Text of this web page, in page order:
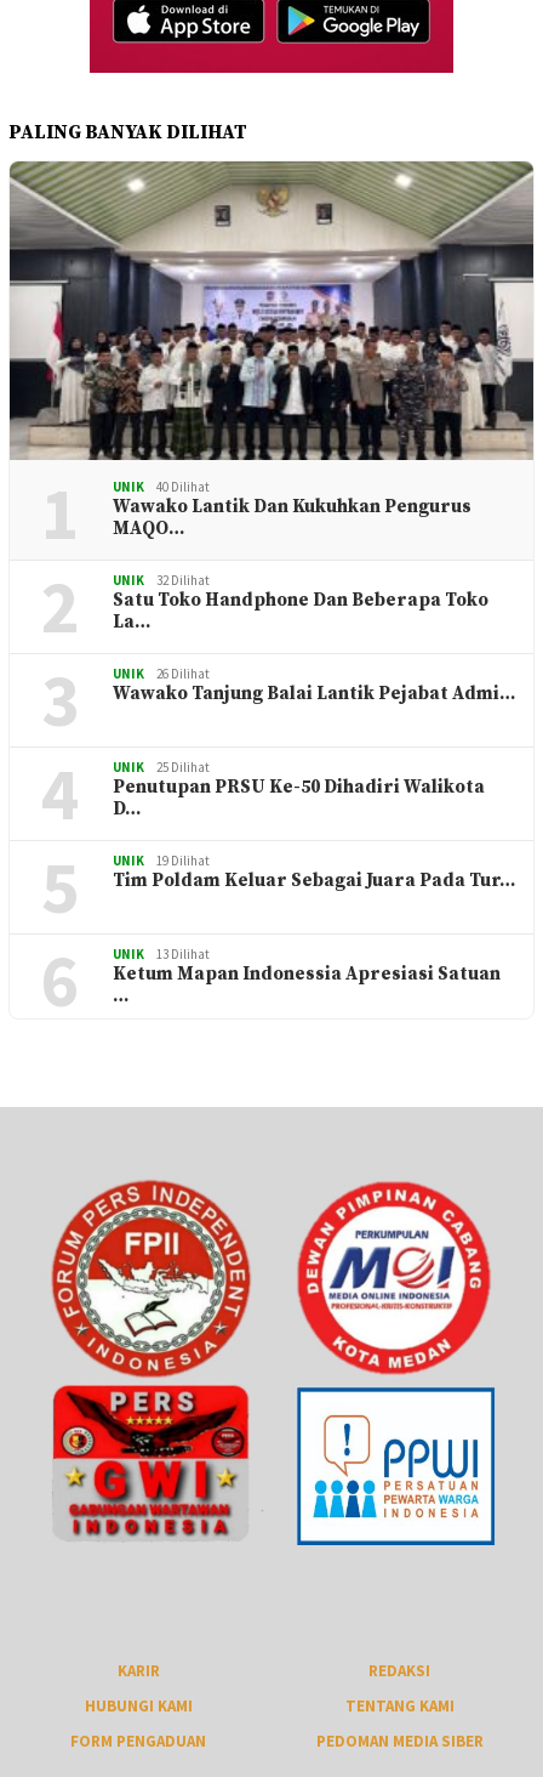
PALING BANYAK DILIHAT
1 UNIK 40 Dilihat
Wawako Lantik Dan Kukuhkan Pengurus
MAQO…
2 UNIK 32 Dilihat
Satu Toko Handphone Dan Beberapa Toko
La…
3 UNIK 26 Dilihat
Wawako Tanjung Balai Lantik Pejabat Admi…
4 UNIK 25 Dilihat
Penutupan PRSU Ke-50 Dihadiri Walikota
D…
5 UNIK 19 Dilihat
Tim Poldam Keluar Sebagai Juara Pada Tur…
6 UNIK 13 Dilihat
Ketum Mapan Indonessia Apresiasi Satuan
…
KARIR
REDAKSI
HUBUNGI KAMI
TENTANG KAMI
FORM PENGADUAN
PEDOMAN MEDIA SIBER